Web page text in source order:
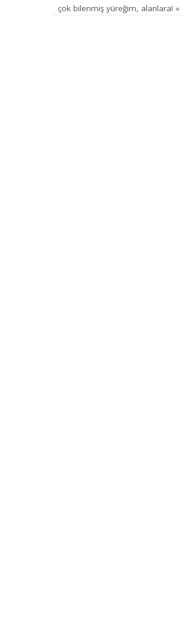
çok bilenmiş yüreğim, alanlara! »